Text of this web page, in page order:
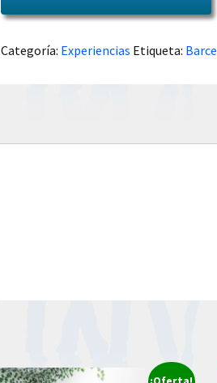
90.00€.39.00€.
Categoría: Experiencias Etiqueta: